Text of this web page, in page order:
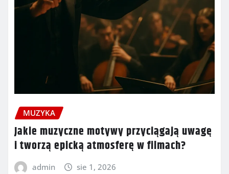
MUZYKA
Jakie muzyczne motywy przyciągają uwagę
i tworzą epicką atmosferę w filmach?
admin sie 1, 2026